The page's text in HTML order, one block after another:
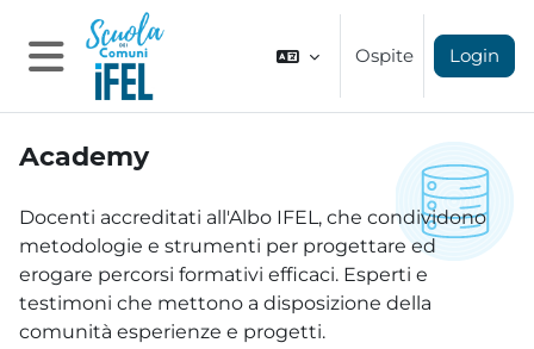
Vai al contenuto principale
Pannello laterale
Ospite Login
Academy
Docenti accreditati all'Albo IFEL, che condividono
metodologie e strumenti per progettare ed
erogare percorsi formativi efficaci. Esperti e
testimoni che mettono a disposizione della
comunità esperienze e progetti.